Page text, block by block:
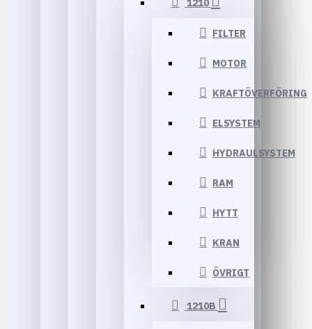
1210
FILTER
MOTOR
KRAFTÖVERFÖRING
ELSYSTEM
HYDRAULSYSTEM
RAM
HYTT
KRAN
ÖVRIGT
1210B